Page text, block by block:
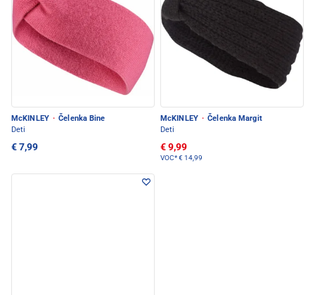
McKINLEY · Čelenka Bine
Deti
€ 7,99
McKINLEY · Čelenka Margit
Deti
€ 9,99
VOC*€ 14,99